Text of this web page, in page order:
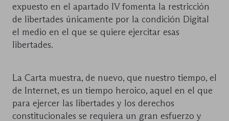
expuesto en el apartado IV fomenta la restricción
de libertades únicamente por la condición Digital
el medio en el que se quiere ejercitar esas
libertades.
La Carta muestra, de nuevo, que nuestro tiempo, el
de Internet, es un tiempo heroico, aquel en el que
para ejercer las libertades y los derechos
constitucionales se requiera un gran esfuerzo y